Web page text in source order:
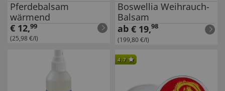
Pferdebalsam
wärmend
€ 12,99
(25,98 €/l)
Boswellia Weihrauch-
Balsam
ab € 19,98
(199,80 €/l)
4.7